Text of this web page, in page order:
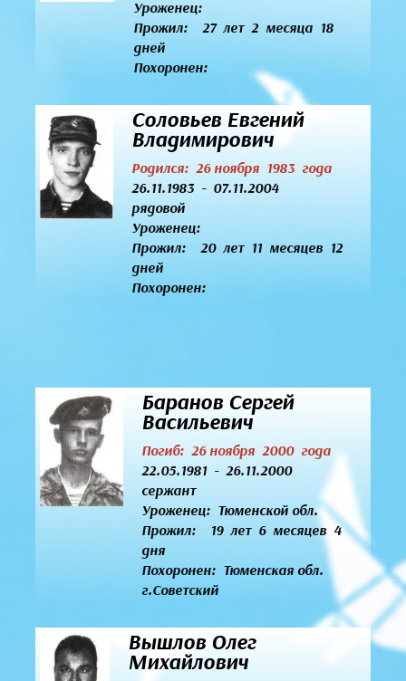
Уроженец:
Прожил: 27 лет 2 месяца 18
дней
Похоронен:
Соловьев Евгений
Владимирович
Родился: 26 ноября 1983 года
26.11.1983 - 07.11.2004
рядовой
Уроженец:
Прожил: 20 лет 11 месяцев 12
дней
Похоронен:
Баранов Сергей
Васильевич
Погиб: 26 ноября 2000 года
22.05.1981 - 26.11.2000
сержант
Уроженец:Тюменской обл.
Прожил: 19 лет 6 месяцев 4
дня
Похоронен: Тюменская обл.
г.Советский
Вышлов Олег
Михайлович